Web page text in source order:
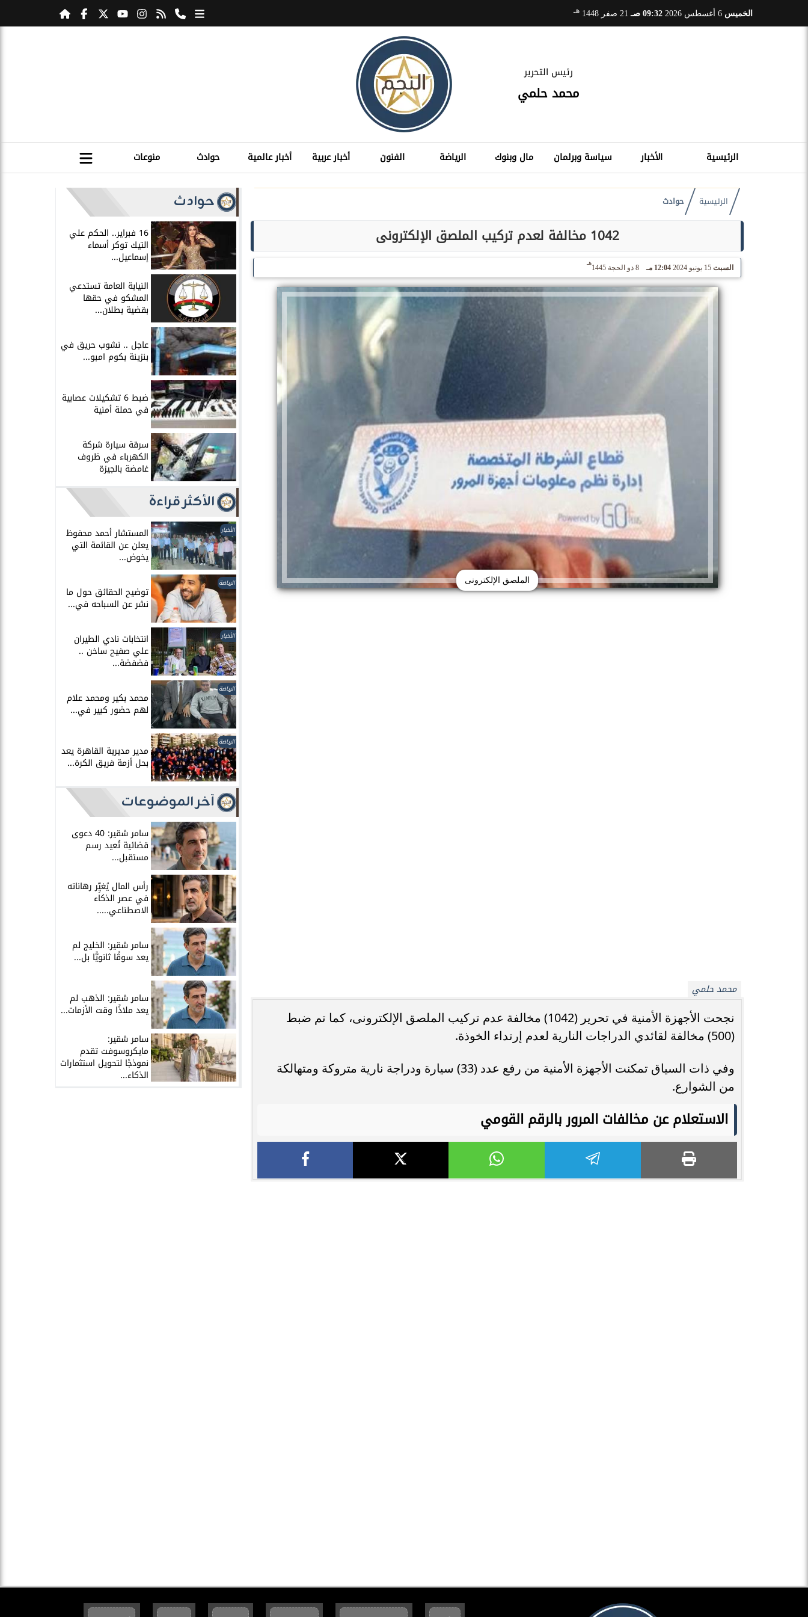
الخميس 09:32 صـ 21 صفر 1448 هـ
رئيس التحرير
محمد حلمي
الرئيسية الأخبار سياسة وبرلمان مال وبنوك الرياضة الفنون أخبار عربية أخبار عالمية حوادث منوعات
الرئيسية حوادث
1042 مخالفة لعدم تركيب الملصق الإلكترونى
السبت 15 يونيو 2024 12:04 مـ 8 ذو الحجة 1445
هـ
الملصق الإلكترونى
محمد حلمي
نجحت الأجهزة الأمنية في تحرير (1042) مخالفة عدم تركيب الملصق الإلكترونى، كما تم ضبط
(500) مخالفة لقائدي الدراجات النارية لعدم إرتداء الخوذة.
وفي ذات السياق تمكنت الأجهزة الأمنية من رفع عدد (33) سيارة ودراجة نارية متروكة ومتهالكة
من الشوارع.
الاستعلام عن مخالفات المرور بالرقم القومي
حوادث
16 فبراير.. الحكم علي
التيك توكر أسماء
إسماعيل...
النيابة العامة تستدعي
المشكو في حقها
بقضية بطلان...
عاجل .. نشوب حريق في
بنزينة بكوم امبو...
ضبط 6 تشكيلات عصابية
في حملة أمنية
سرقة سيارة شركة
الكهرباء في ظروف
غامضة بالجيزة
الأكثر قراءة
الأخبار المستشار أحمد محفوظ
يعلن عن القائمة التي
يخوض...
الرياضة
توضيح الحقائق حول ما
نشر عن السباحه في...
الأخبار انتخابات نادي الطيران
علي صفيح ساخن ..
فضفضة...
الرياضة
محمد بكير ومحمد علام
لهم حضور كبير في...
الرياضة
مدير مديرية القاهرة يعد
بحل أزمة فريق الكرة...
آخر الموضوعات
سامر شقير: 40 دعوى
قضائية تُعيد رسم
مستقبل...
رأس المال يُغيِّر رهاناته
في عصر الذكاء
الاصطناعي.....
سامر شقير: الخليج لم
يعد سوقًا ثانويًّا بل...
سامر شقير: الذهب لم
يعد ملاذًا وقت الأزمات...
سامر شقير:
مايكروسوفت تقدم
نموذجًا لتحويل استثمارات
الذكاء...